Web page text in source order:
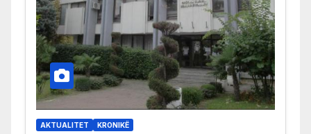
AKTUALITET KRONIKË